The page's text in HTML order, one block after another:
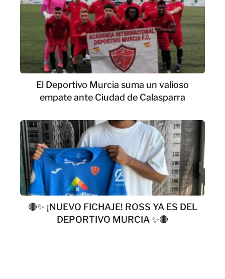
El Deportivo Murcia suma un valioso
empate ante Ciudad de Calasparra
🔴✨ ¡NUEVO FICHAJE! ROSS YA ES DEL
DEPORTIVO MURCIA ✨🔴